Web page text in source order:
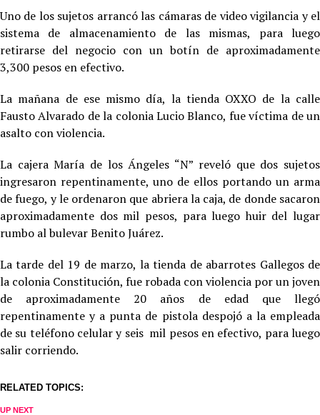
Uno de los sujetos arrancó las cámaras de video vigilancia y el
sistema de almacenamiento de las mismas, para luego
retirarse del negocio con un botín de aproximadamente
3,300 pesos en efectivo.
La mañana de ese mismo día, la tienda OXXO de la calle
Fausto Alvarado de la colonia Lucio Blanco, fue víctima de un
asalto con violencia.
La cajera María de los Ángeles “N” reveló que dos sujetos
ingresaron repentinamente, uno de ellos portando un arma
de fuego, y le ordenaron que abriera la caja, de donde sacaron
aproximadamente dos mil pesos, para luego huir del lugar
rumbo al bulevar Benito Juárez.
La tarde del 19 de marzo, la tienda de abarrotes Gallegos de
la colonia Constitución, fue robada con violencia por un joven
de aproximadamente 20 años de edad que llegó
repentinamente y a punta de pistola despojó a la empleada
de su teléfono celular y seis mil pesos en efectivo, para luego
salir corriendo.
RELATED TOPICS:
UP NEXT